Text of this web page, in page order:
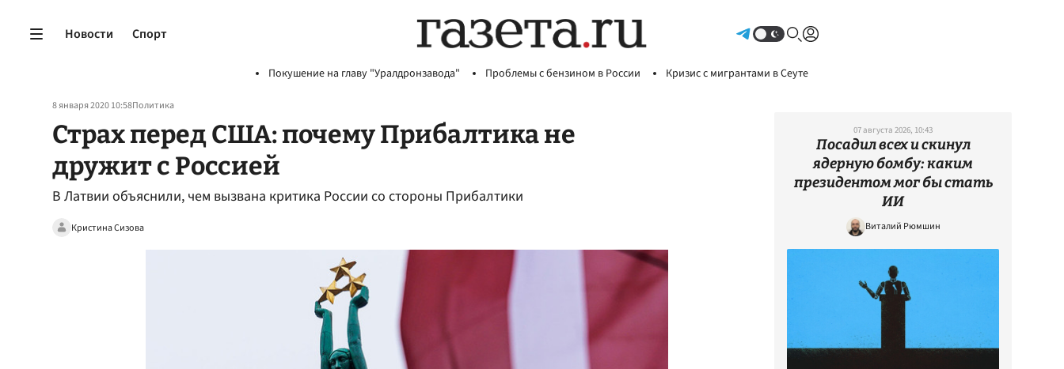
Новости Спорт
Покушение на главу "Уралдронзавода" Проблемы с бензином в России Кризис с мигрантами в Сеуте
8 января 2020 10:58Политика
Страх перед США: почему Прибалтика не
дружит с Россией
В Латвии объяснили, чем вызвана критика России со стороны Прибалтики
Кристина Сизова
07 августа 2026, 10:43
Посадил всех и скинул
ядерную бомбу: каким
президентом мог бы стать
ИИ
Виталий Рюмшин